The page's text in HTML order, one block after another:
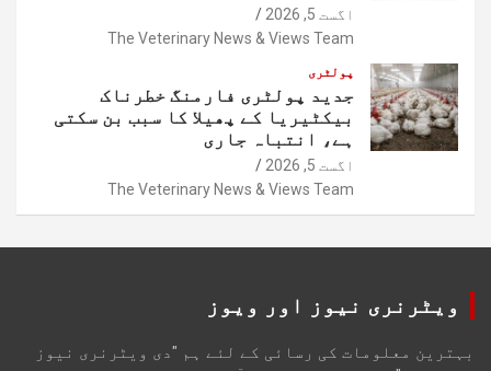
اگست 5, 2026
The Veterinary News & Views Team
پولٹری
جدید پولٹری فارمنگ خطرناک
بیکٹیریا کے پھیلا کا سبب بن سکتی
ہے، انتباہ جاری
اگست 5, 2026
The Veterinary News & Views Team
ویٹرنری نیوز اور ویوز
بہترین معلومات کی رسائی کے لئے ہم "دی ویٹرنری نیوز